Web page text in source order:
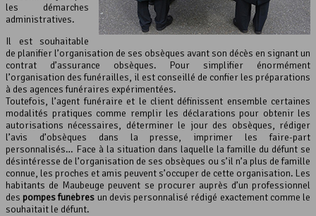
les démarches
administratives.
Il est souhaitable
de planifier l’organisation de ses obsèques avant son décès en signant un
contrat d’assurance obsèques. Pour simplifier énormément
l’organisation des funérailles, il est conseillé de confier les préparations
à des agences funéraires expérimentées.
Toutefois, l’agent funéraire et le client définissent ensemble certaines
modalités pratiques comme remplir les déclarations pour obtenir les
autorisations nécessaires, déterminer le jour des obsèques, rédiger
l’avis d’obsèques dans la presse, imprimer les faire-part
personnalisés… Face à la situation dans laquelle la famille du défunt se
désintéresse de l’organisation de ses obsèques ou s’il n’a plus de famille
connue, les proches et amis peuvent s’occuper de cette organisation. Les
habitants de Maubeuge peuvent se procurer auprès d’un professionnel
des pompes funèbres un devis personnalisé rédigé exactement comme le
souhaitait le défunt.